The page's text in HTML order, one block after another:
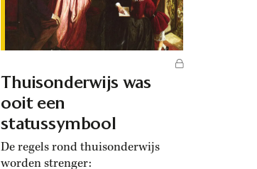
Thuisonderwijs was
ooit een
statussymbool
De regels rond thuisonderwijs
worden strenger: